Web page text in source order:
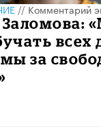
//Комментарий
всех
за